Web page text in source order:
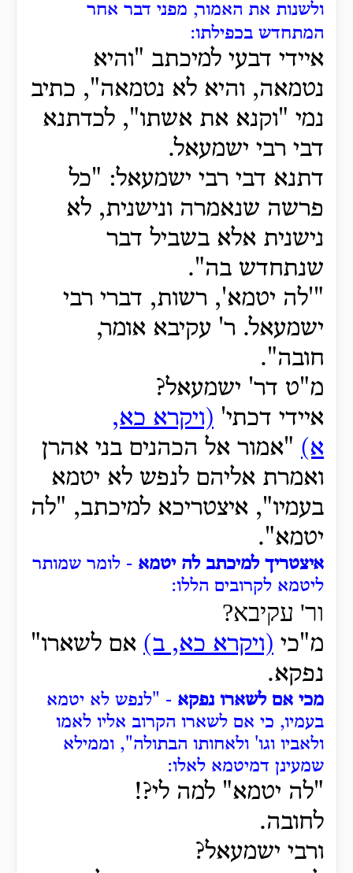
ולשנות את האמור, מפני דבר אחר
המתחדש בכפילתו:
איידי דבעי למיכתב "והיא
נטמאה, והיא לא נטמאה", כתיב
נמי "וקנא את אשתו", לכדתנא
דבי רבי ישמעאל.
דתנא דבי רבי ישמעאל: "כל
פרשה שנאמרה ונישנית, לא
נישנית אלא בשביל דבר
שנתחדש בה".
"'לה יטמא', רשות, דברי רבי
ישמעאל. ר' עקיבא אומר,
חובה".
מ"ט דר' ישמעאל?
איידי דכתי' (ויקרא כא,
א) "אמור אל הכהנים בני אהרן
ואמרת אליהם לנפש לא יטמא
בעמיו", איצטריכא למיכתב, "לה
יטמא".
איצטריך למיכתב לה יטמא - לומר שמותר
ליטמא לקרובים הללו:
ור' עקיבא?
מ"כי (ויקרא כא, ב) אם לשארו"
נפקא.
מכי אם לשארו נפקא - "לנפש לא יטמא
בעמיו, כי אם לשארו הקרוב אליו לאמו
ולאביו וגו' ולאחותו הבתולה", וממילא
שמעינן דמיטמא לאלו:
"לה יטמא" למה לי?!
לחובה.
ורבי ישמעאל?